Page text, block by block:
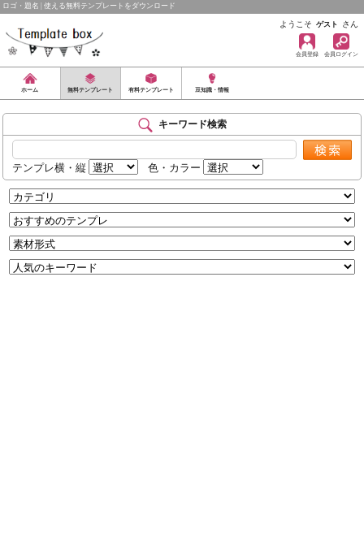
ロゴ・題名 | 使える無料テンプレートをダウンロード
ようこそ ゲスト さん
会員登録 会員ログイン
ホーム 無料テンプレート 有料テンプレート 豆知識・情報
キーワード検索
テンプレ横・縦 色・カラー